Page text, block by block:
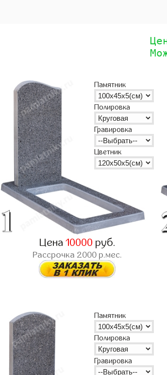
Памятник
Полировка
Гравировка
Цветник
Цена 10000 руб.
Рассрочка 2000 р.мес.
Памятник
Полировка
Гравировка